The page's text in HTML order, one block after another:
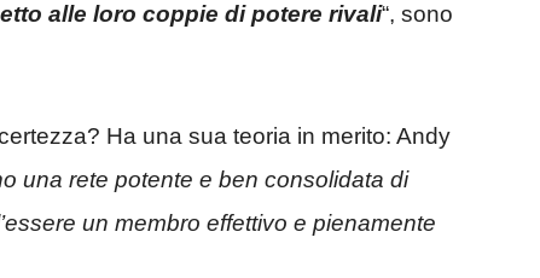
alle loro coppie di potere rivali“, sono
Ha una sua teoria in merito: Andy
una rete potente e ben consolidata di
un membro effettivo e pienamente